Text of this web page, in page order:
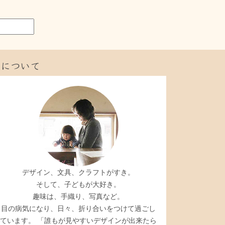
ついて
デザイン、文具、クラフトがすき。
そして、子どもが大好き。
趣味は、手織り、写真など。
目の病気になり、日々、折り合いをつけて過ごし
ています。 「誰もが見やすいデザインが出来たら